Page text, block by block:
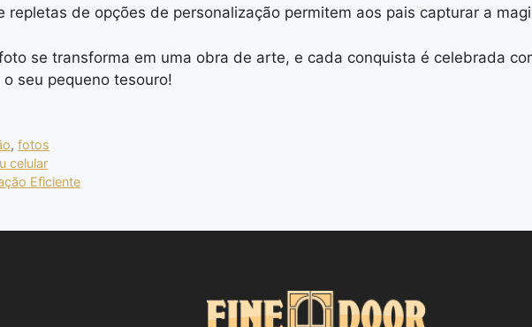
repletas de opções de personalização permitem aos pais capturar a
se transforma em uma obra de arte, e cada conquista é celebrada
seu pequeno tesouro!
,fotos
celular
Eficiente